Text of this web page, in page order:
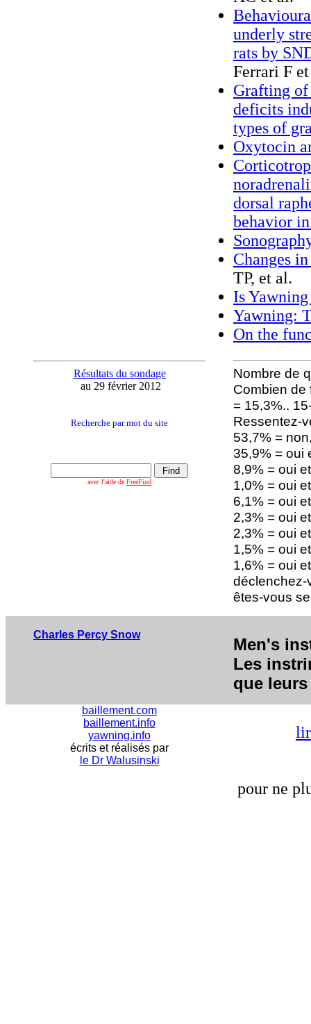
underly
rats by
Ferrari F
Grafting of
deficits
types of
Oxytocin
dorsal
behavior
Changes
TP, et al.
Is
Yawning:
On the
Résultats du sondage
au 29 février 2012
Recherche par mot du site
avec l'aide de FreeFind
Nombre de
Combien de
= 15,3%..
Ressentez-
53,7% =
35,9% = oui
8,9% = oui
1,0% = oui
6,1% = oui
2,3% = oui
2,3% = oui
1,5% = oui
1,6% = oui
déclenchez-
êtes-vous
Charles Percy Snow
Men's
Les
que
baillement.com
baillement.info
yawning.info
écrits et réalisés par
le Dr Walusinski
pour ne